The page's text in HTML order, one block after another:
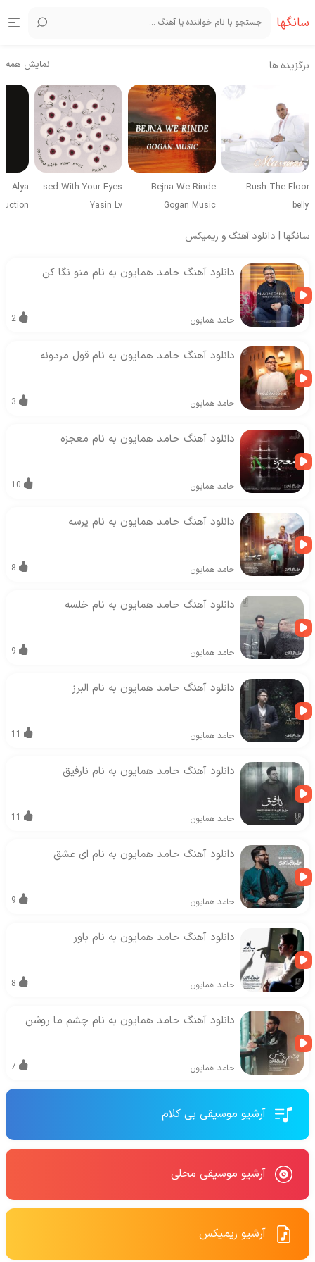
سانگها
برگزیده ها نمایش همه
Rush The Floor
belly
Bejna We Rinde
Gogan Music
Obsessed With Your Eyes
Yasin Lv
Alya
سانگها | دانلود آهنگ و ریمیکس
دانلود آهنگ حامد همایون به نام منو نگا کن
حامد همایون 2
دانلود آهنگ حامد همایون به نام قول مردونه
حامد همایون 3
دانلود آهنگ حامد همایون به نام معجزه
حامد همایون 10
دانلود آهنگ حامد همایون به نام پرسه
حامد همایون 8
دانلود آهنگ حامد همایون به نام خلسه
حامد همایون 9
دانلود آهنگ حامد همایون به نام البرز
حامد همایون 11
دانلود آهنگ حامد همایون به نام نارفیق
حامد همایون 11
دانلود آهنگ حامد همایون به نام ای عشق
حامد همایون 9
دانلود آهنگ حامد همایون به نام باور
حامد همایون 8
دانلود آهنگ حامد همایون به نام چشم ما روشن
حامد همایون 7
آرشیو موسیقی بی کلام
آرشیو موسیقی محلی
آرشیو ریمیکس